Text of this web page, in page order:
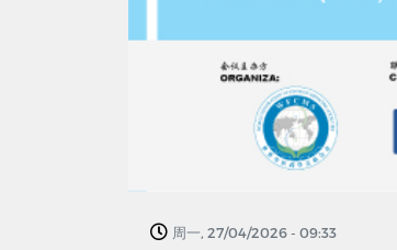
周一, 27/04/2026 - 09:33